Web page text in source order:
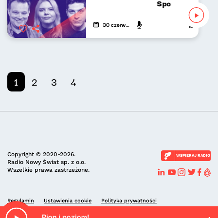
Sport do
30 czerwca 2024 Mikołaj
1 2 3 4
Copyright © 2020-2026.
Radio Nowy Świat sp. z o.o.
Wszelkie prawa zastrzeżone.
WSPIERAJ RADIO
Regulamin Ustawienia cookie Polityka prywatności